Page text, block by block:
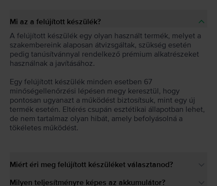
Mi az a felújított készülék?
A felújított készülék egy olyan használt termék, melyet a
szakembereink alaposan átvizsgáltak, szükség esetén
pedig tanúsítvánnyal rendelkező prémium alkatrészeket
használnak a javításához.
Egy felújított készülék minden esetben 67
minőségellenőrzési lépésen megy keresztül, hogy
pontosan ugyanazt a működést biztosítsuk, mint egy új
termék esetén. Eltérés csupán esztétikai állapotban lehet,
de nem tartalmaz olyan hibát, amely befolyásolná a
tökéletes működést.
Miért éri meg felújított készüléket választanod?
Milyen teljesítményre képes az akkumulátor?